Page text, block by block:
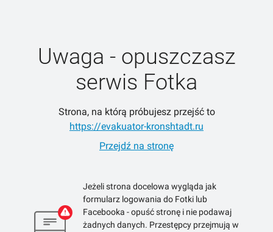
Uwaga - opuszczasz
serwis Fotka
Strona, na którą próbujesz przejść to
https://evakuator-kronshtadt.ru
Przejdź na stronę
Jeżeli strona docelowa wygląda jak
formularz logowania do Fotki lub
Facebooka - opuść stronę i nie podawaj
żadnych danych. Przestępcy przejmują w